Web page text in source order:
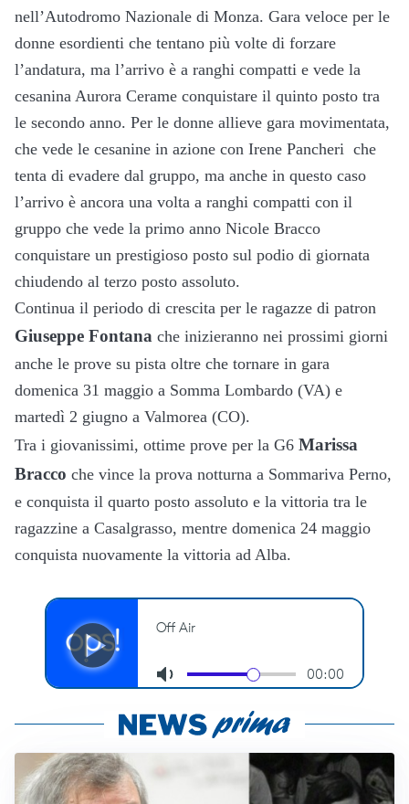
nell’Autodromo Nazionale di Monza. Gara veloce per le
donne esordienti che tentano più volte di forzare
l’andatura, ma l’arrivo è a ranghi compatti e vede la
cesanina Aurora Cerame conquistare il quinto posto tra
le secondo anno. Per le donne allieve gara movimentata,
che vede le cesanine in azione con Irene Pancheri che
tenta di evadere dal gruppo, ma anche in questo caso
l’arrivo è ancora una volta a ranghi compatti con il
gruppo che vede la primo anno Nicole Bracco
conquistare un prestigioso posto sul podio di giornata
chiudendo al terzo posto assoluto.
Continua il periodo di crescita per le ragazze di patron
Giuseppe Fontana che inizieranno nei prossimi giorni
anche le prove su pista oltre che tornare in gara
domenica 31 maggio a Somma Lombardo (VA) e
martedì 2 giugno a Valmorea (CO).
Tra i giovanissimi, ottime prove per la G6 Marissa
Bracco che vince la prova notturna a Sommariva Perno,
e conquista il quarto posto assoluto e la vittoria tra le
ragazzine a Casalgrasso, mentre domenica 24 maggio
conquista nuovamente la vittoria ad Alba.